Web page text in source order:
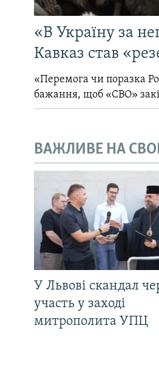
«В Україну за
Кавказ став
«Перемога чи поразка
бажання, щоб «СВО»
ВАЖЛИВЕ НА
У Львові скандал
участь у заході
митрополита УПЦ